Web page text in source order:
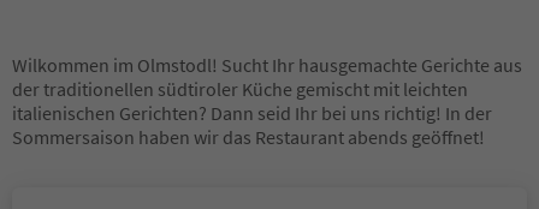
Wilkommen im Olmstodl! Sucht Ihr hausgemachte Gerichte aus
der traditionellen südtiroler Küche gemischt mit leichten
italienischen Gerichten? Dann seid Ihr bei uns richtig! In der
Sommersaison haben wir das Restaurant abends geöffnet!